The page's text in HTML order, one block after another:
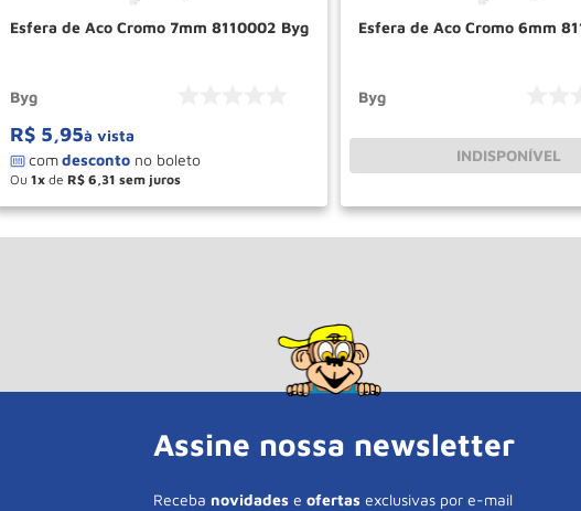
Esfera de Aco Cromo 7mm 8110002 Byg
Byg
R$ 5,95à vista
Ou 1 de R$ 6,31
＋
－ COMPRAR
Esfera de Aco Cromo 6mm
Byg
INDISPONÍVEL
Assine nossa newsletter
Receba novidades e ofertas exclusivas por e-mail